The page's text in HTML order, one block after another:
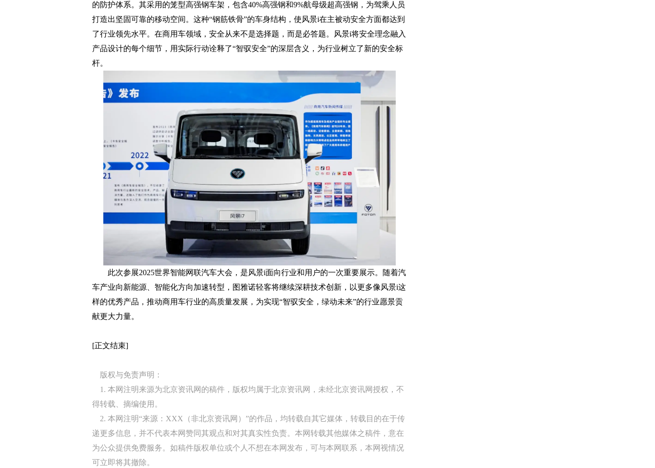
的防护体系。其采用的笼型高强钢车架，包含40%高强钢和9%航母级超高强钢，为驾乘人员
打造出坚固可靠的移动空间。这种“钢筋铁骨”的车身结构，使风景i在主被动安全方面都达到
了行业领先水平。在商用车领域，安全从来不是选择题，而是必答题。风景i将安全理念融入
产品设计的每个细节，用实际行动诠释了“智驭安全”的深层含义，为行业树立了新的安全标
杆。
此次参展2025世界智能网联汽车大会，是风景i面向行业和用户的一次重要展示。随着汽
车产业向新能源、智能化方向加速转型，图雅诺轻客将继续深耕技术创新，以更多像风景i这
样的优秀产品，推动商用车行业的高质量发展，为实现“智驭安全，绿动未来”的行业愿景贡
献更大力量。
[正文结束]
版权与免责声明：
1. 本网注明来源为北京资讯网的稿件，版权均属于北京资讯网，未经北京资讯网授权，不
得转载、摘编使用。
2. 本网注明“来源：XXX（非北京资讯网）”的作品，均转载自其它媒体，转载目的在于传
递更多信息，并不代表本网赞同其观点和对其真实性负责。本网转载其他媒体之稿件，意在
为公众提供免费服务。如稿件版权单位或个人不想在本网发布，可与本网联系，本网视情况
可立即将其撤除。